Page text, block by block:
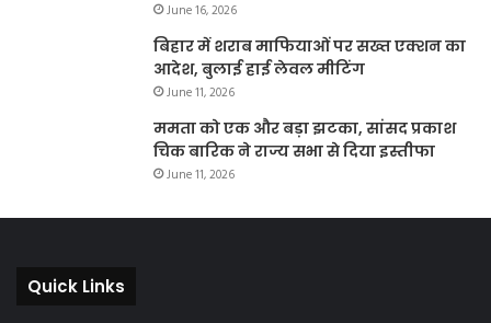
June 16, 2026
बिहार में शराब माफियाओं पर सख्त एक्शन का
आदेश, बुलाई हाई लेवल मीटिंग
June 11, 2026
ममता को एक और बड़ा झटका, सांसद प्रकाश
चिक बारिक ने राज्य सभा से दिया इस्तीफा
June 11, 2026
Quick Links